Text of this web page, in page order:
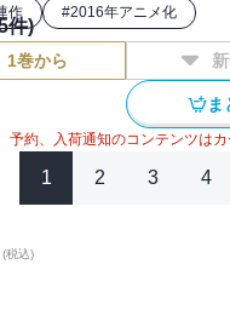
作 #2016年アニメ化
件)
1巻から
ま
予約、入荷通知のコンテンツはカ
1 2 3 4
(税込)